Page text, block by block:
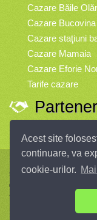
Acest site
continuare, va
cookie-urilor.
Cazare Băile
Cazare Bucovina
Cazare staţiuni
Cazare Mamaia
Cazare Eforie
Tarife cazare
speciale, rezervări online.
© 2004 - 2026 SC
Toate drepturile rezervate.